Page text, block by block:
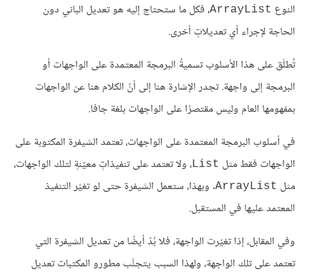
النوع ArrayList، فكل ما ستحتاج إليه هو تعديل الباني دون
الحاجة لإجراء أي تعديلاتٍ أخرى.
تُطلَق على هذا الأسلوب تسميةُ البرمجة المعتمدة على الواجهات أو
البرمجة إلى واجهة. تجدر الإشارة هنا إلى أنّ الكلام هنا عن الواجهات
بمفهومها العام وليس مقتصرًا على الواجهات بلغة جافا.
في أسلوب البرمجة المعتمدة على الواجهات، تعتمد الشيفرة المكتوبة على
الواجهات فقط مثل List، ولا تعتمد على تنفيذاتٍ معيّنةٍ لتلك الواجهات،
مثل ArrayList. وبهذا، ستعمل الشيفرة حتى لو تغيّر التنفيذ
المعتمد عليها في المستقبل.
وفي المقابل، إذا تغيّرت الواجهة، فلا بُدّ أيضًا من تعديل الشيفرة التي
تعتمد على تلك الواجهة، ولهذا السبب يتجنَّب مطورو المكتبات تعديل